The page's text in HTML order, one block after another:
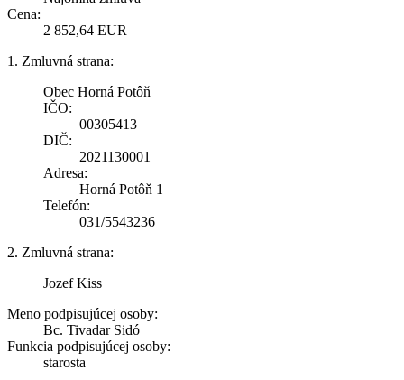
Cena:
2 852,64 EUR
1. Zmluvná strana:
Obec Horná Potôň
IČO:
00305413
DIČ:
2021130001
Adresa:
Horná Potôň 1
Telefón:
031/5543236
2. Zmluvná strana:
Jozef Kiss
Meno podpisujúcej osoby:
Bc. Tivadar Sidó
Funkcia podpisujúcej osoby:
starosta